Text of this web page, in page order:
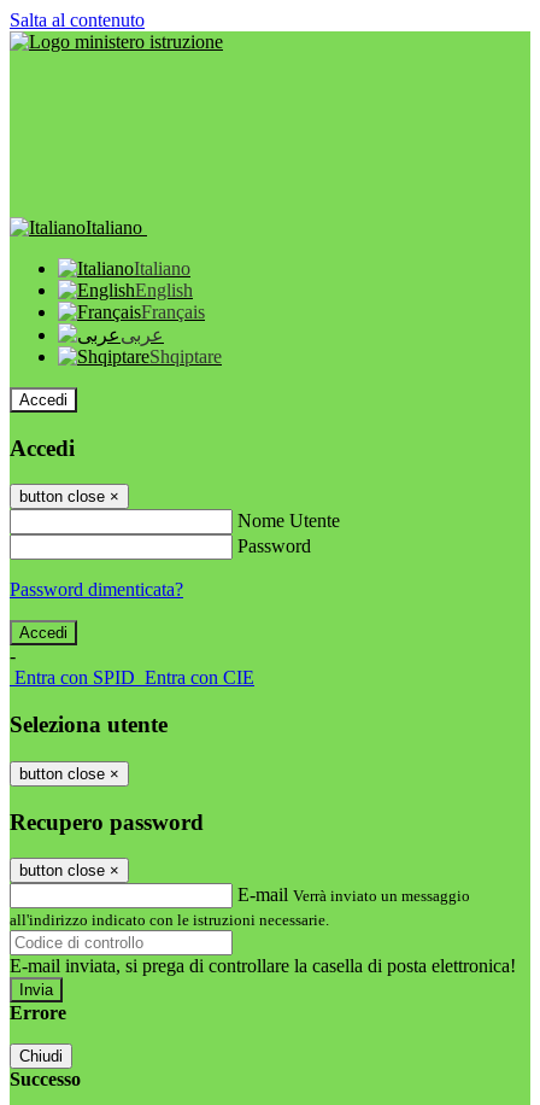
Salta al contenuto
Italiano
Italiano
English
Français
عربى
Shqiptare
Accedi
Accedi
button close ×
Nome Utente
Password
Password dimenticata?
-
Entra con SPID Entra con CIE
Seleziona utente
button close ×
Recupero password
button close ×
E-mail Verrà inviato un messaggio
all'indirizzo indicato con le istruzioni necessarie.
E-mail inviata, si prega di controllare la casella di posta elettronica!
Errore
Chiudi
Successo